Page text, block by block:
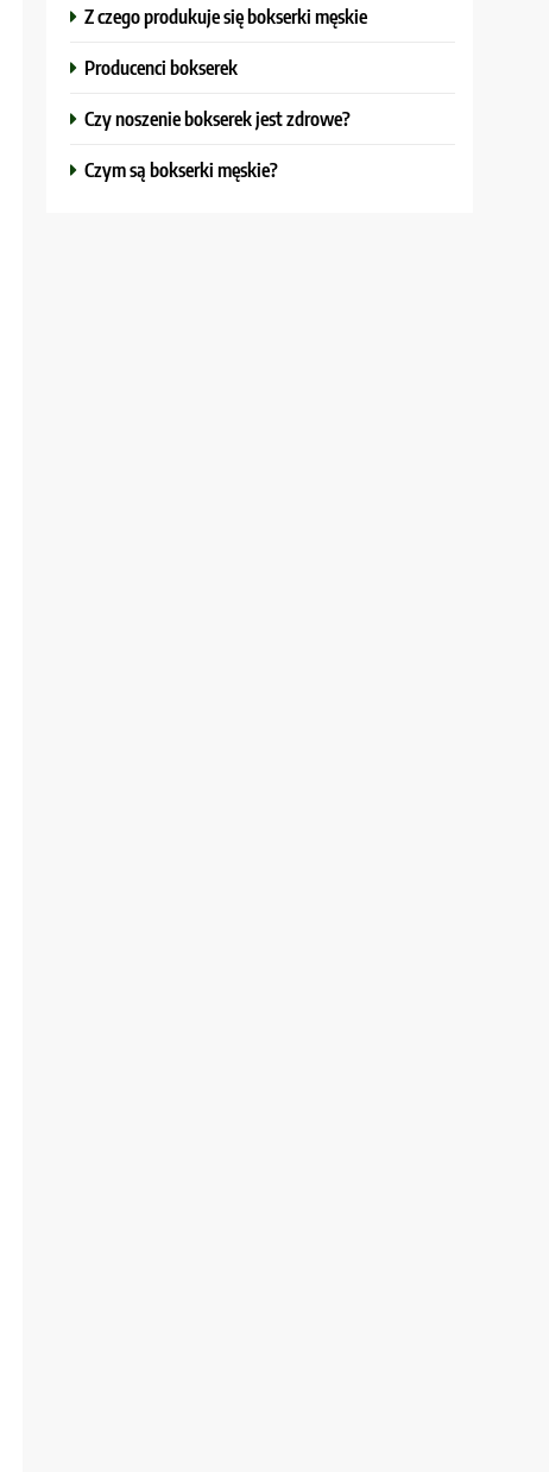
Z czego produkuje się bokserki męskie
Producenci bokserek
Czy noszenie bokserek jest zdrowe?
Czym są bokserki męskie?